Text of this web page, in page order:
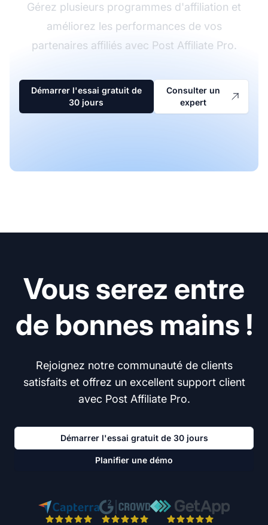
Gérez plusieurs programmes d'affiliation et
améliorez les performances de vos
partenaires affiliés avec Post Affiliate Pro.
Démarrer l'essai gratuit de
30 jours
Consulter un
expert
Vous serez entre
de bonnes mains !
Rejoignez notre communauté de clients
satisfaits et offrez un excellent support client
avec Post Affiliate Pro.
Démarrer l'essai gratuit de 30 jours
Planifier une démo